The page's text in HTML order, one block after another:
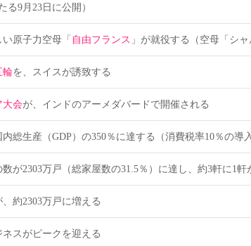
る9月23日に公開）
原子力空母「 自由フランス 」が就役する（空母「シ
輪を、スイスが誘致する
大会が、インドのアーメダバードで開催される
内総生産（GDP）の350％に達する（消費税率10％の導
数が2303万戸（総家屋数の31.5％）に達し、約3軒に1軒
、約2303万戸に増える
ネスがピークを迎える